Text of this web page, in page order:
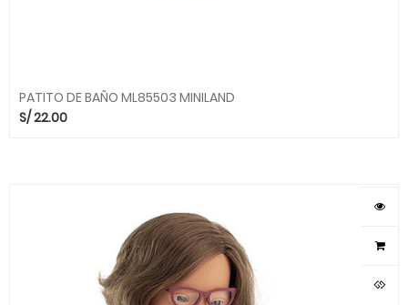
PATITO DE BAÑO ML85503 MINILAND
S/22.00